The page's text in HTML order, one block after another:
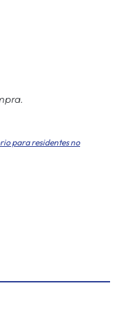
para residentes no